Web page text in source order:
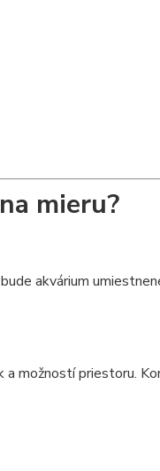
mieru?
akvárium
a možností priestoru.